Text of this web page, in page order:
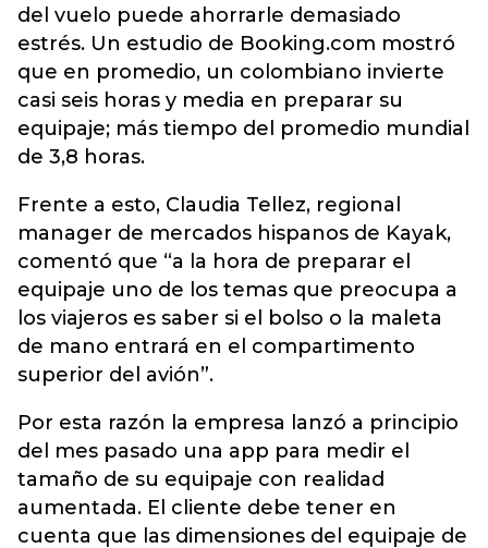
del vuelo puede ahorrarle demasiado
estrés. Un estudio de Booking.com mostró
que en promedio, un colombiano invierte
casi seis horas y media en preparar su
equipaje; más tiempo del promedio mundial
de 3,8 horas.
Frente a esto, Claudia Tellez, regional
manager de mercados hispanos de Kayak,
comentó que “a la hora de preparar el
equipaje uno de los temas que preocupa a
los viajeros es saber si el bolso o la maleta
de mano entrará en el compartimento
superior del avión”.
Por esta razón la empresa lanzó a principio
del mes pasado una app para medir el
tamaño de su equipaje con realidad
aumentada. El cliente debe tener en
cuenta que las dimensiones del equipaje de